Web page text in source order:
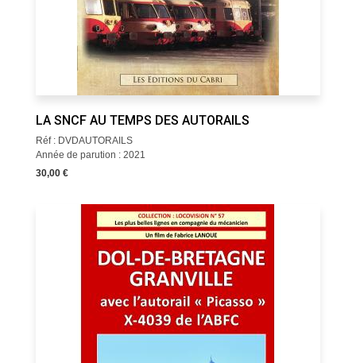
LA SNCF AU TEMPS DES AUTORAILS
Réf : DVDAUTORAILS
Année de parution : 2021
30,00 €